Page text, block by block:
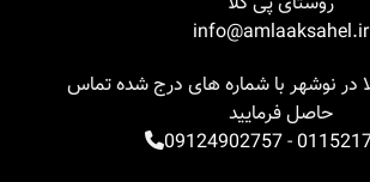
info@amlaaksahel.ir
در نوشهر با شماره های درج شده تماس
حاصل فرمایید
-
09124902757